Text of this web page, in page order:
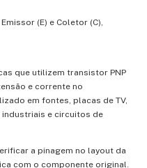
(E) e Coletor (C),
que utilizem transistor PNP
e corrente no
em fontes, placas de TV,
e circuitos de
a pinagem no layout da
com o componente original.